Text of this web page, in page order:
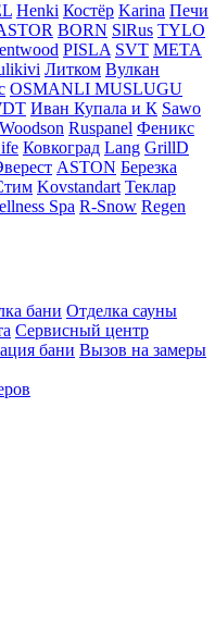
Henki Костёр Karina Печи
BORN SlRus TYLO
PISLA SVT МЕТА
Литком Вулкан
OSMANLI MUSLUGU
Иван Купала и К Sawo
Woodson Ruspanel Феникс
Ковкоград Lang GrillD
ASTON Березка
Kovstandart Теклар
Spa R-Snow Regen
бани Отделка сауны
Сервисный центр
бани Вызов на замеры